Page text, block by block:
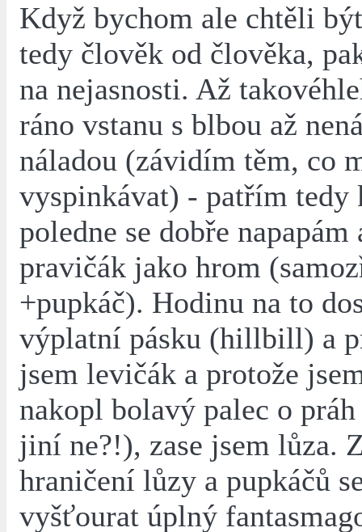
Když bychom ale chtěli
tedy člověk od člověka,
na nejasnosti. Až
ráno vstanu s blbou až
náladou (závidím těm, co
vyspinkávat) - patřím tedy
poledne se dobře
pravičák jako hrom
+pupkáč). Hodinu na to
výplatní pásku (hillbill) a
jsem levičák a protože
nakopl bolavý palec o
jiní ne?!), zase jsem lůza.
hraničení lůzy a pupkáčů
vyšťourat úplný